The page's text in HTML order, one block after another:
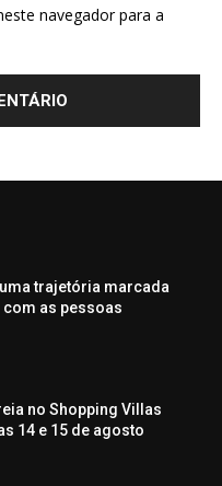
navegador para a
uma trajetória marcada
as pessoas
no Shopping Villas
14 e 15 de agosto